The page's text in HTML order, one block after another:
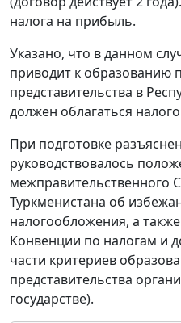
налога на прибыль.
Указано, что в данном
приводит к образованию
представительства в
должен облагаться
При подготовке
руководствовалось
межправительственного
Туркменистана об
налогообложения, а
Конвенции по налогам и
части критериев
представительства
государстве).